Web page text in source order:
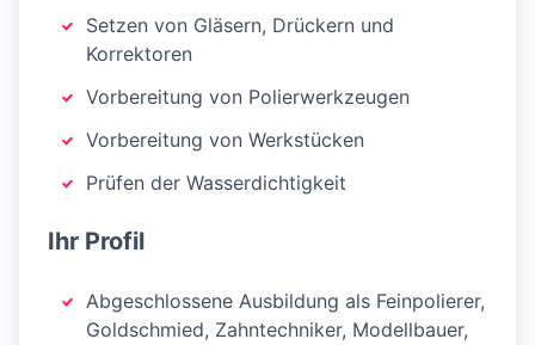
Setzen von Gläsern, Drückern und
Korrektoren
Vorbereitung von Polierwerkzeugen
Vorbereitung von Werkstücken
Prüfen der Wasserdichtigkeit
Ihr Profil
Abgeschlossene Ausbildung als Feinpolierer,
Goldschmied, Zahntechniker, Modellbauer,